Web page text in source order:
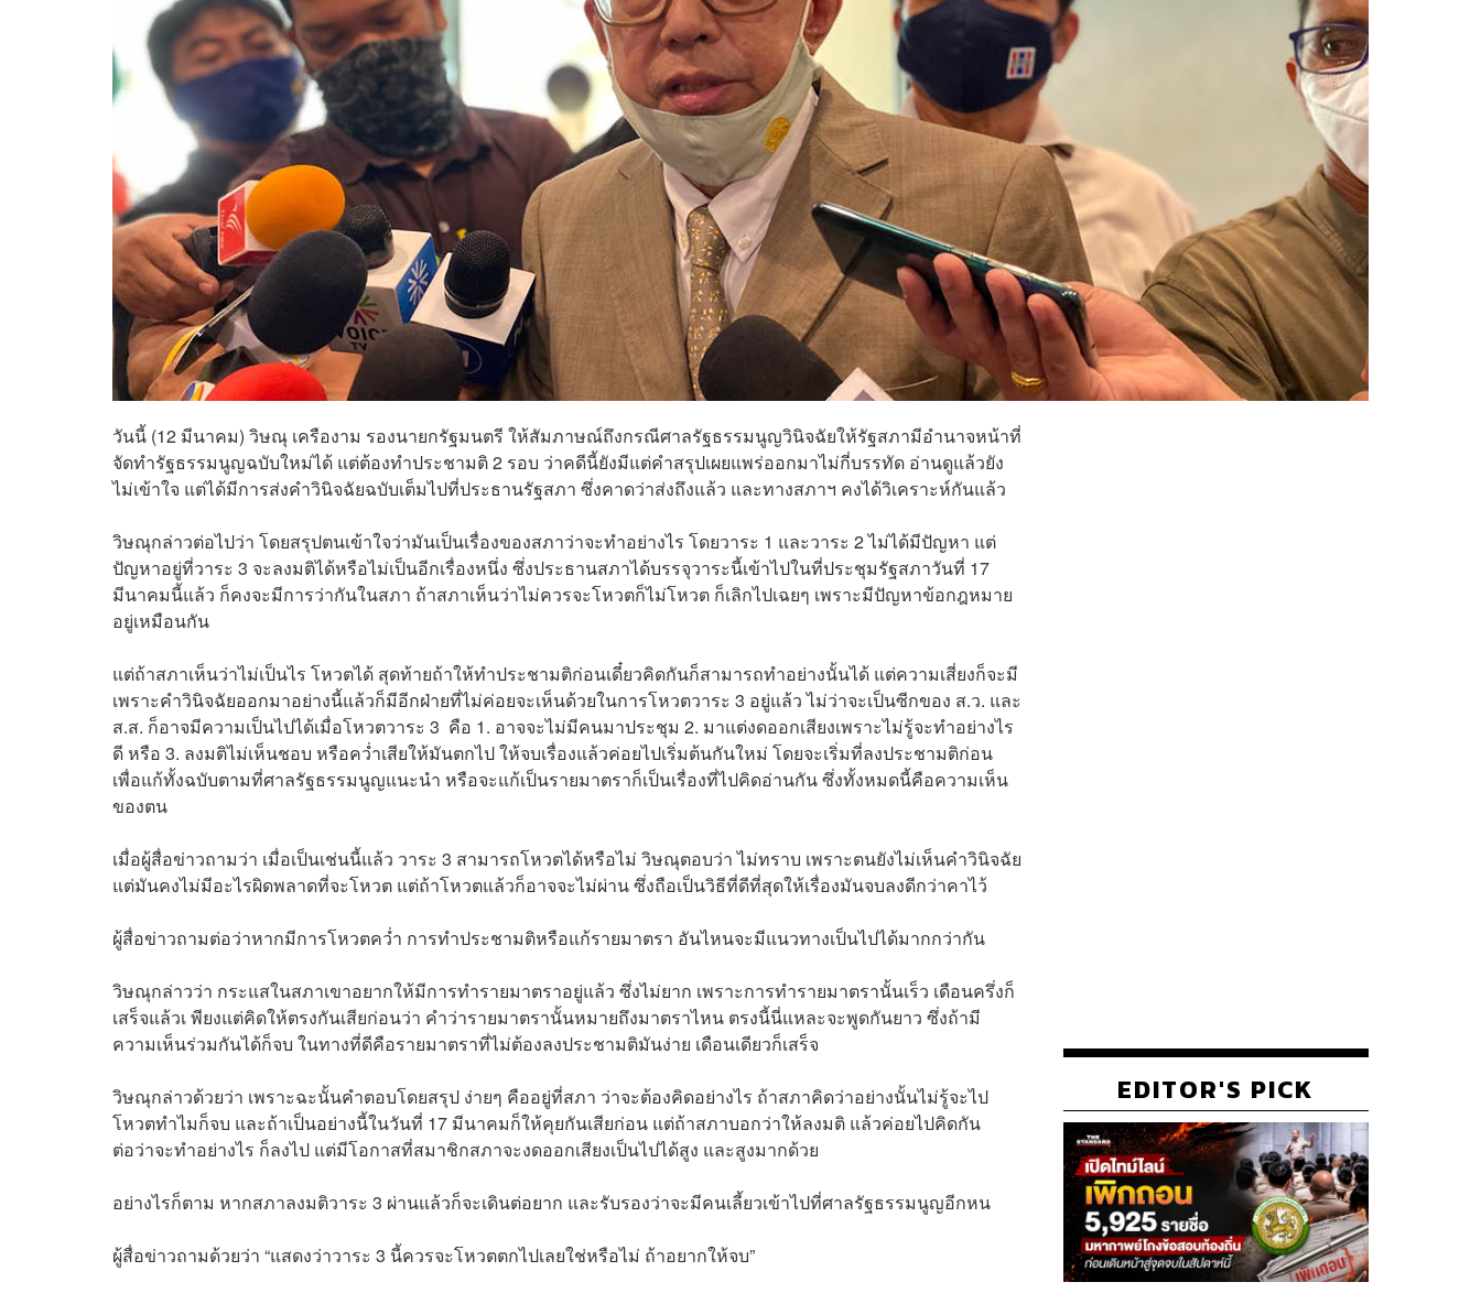
วันนี้ (12 มีนาคม) วิษณุ เครืองาม รองนายกรัฐมนตรี ให้สัมภาษณ์ถึงกรณีศาลรัฐธรรมนูญวินิจฉัยให้รัฐสภามีอำนาจหน้าที่
จัดทำรัฐธรรมนูญฉบับใหม่ได้ แต่ต้องทำประชามติ 2 รอบ ว่าคดีนี้ยังมีแต่คำสรุปเผยแพร่ออกมาไม่กี่บรรทัด อ่านดูแล้วยัง
ไม่เข้าใจ แต่ได้มีการส่งคำวินิจฉัยฉบับเต็มไปที่ประธานรัฐสภา ซึ่งคาดว่าส่งถึงแล้ว และทางสภาฯ คงได้วิเคราะห์กันแล้ว
วิษณุกล่าวต่อไปว่า โดยสรุปตนเข้าใจว่ามันเป็นเรื่องของสภาว่าจะทำอย่างไร โดยวาระ 1 และวาระ 2 ไม่ได้มีปัญหา แต่
ปัญหาอยู่ที่วาระ 3 จะลงมติได้หรือไม่เป็นอีกเรื่องหนึ่ง ซึ่งประธานสภาได้บรรจุวาระนี้เข้าไปในที่ประชุมรัฐสภาวันที่ 17
มีนาคมนี้แล้ว ก็คงจะมีการว่ากันในสภา ถ้าสภาเห็นว่าไม่ควรจะโหวตก็ไม่โหวต ก็เลิกไปเฉยๆ เพราะมีปัญหาข้อกฎหมาย
อยู่เหมือนกัน
แต่ถ้าสภาเห็นว่าไม่เป็นไร โหวตได้ สุดท้ายถ้าให้ทำประชามติก่อนเดี๋ยวคิดกันก็สามารถทำอย่างนั้นได้ แต่ความเสี่ยงก็จะมี
เพราะคำวินิจฉัยออกมาอย่างนี้แล้วก็มีอีกฝ่ายที่ไม่ค่อยจะเห็นด้วยในการโหวตวาระ 3 อยู่แล้ว ไม่ว่าจะเป็นซีกของ ส.ว. และ
ส.ส. ก็อาจมีความเป็นไปได้เมื่อโหวตวาระ 3 คือ 1. อาจจะไม่มีคนมาประชุม 2. มาแต่งดออกเสียงเพราะไม่รู้จะทำอย่างไร
ดี หรือ 3. ลงมติไม่เห็นชอบ หรือคว่ำเสียให้มันตกไป ให้จบเรื่องแล้วค่อยไปเริ่มต้นกันใหม่ โดยจะเริ่มที่ลงประชามติก่อน
เพื่อแก้ทั้งฉบับตามที่ศาลรัฐธรรมนูญแนะนำ หรือจะแก้เป็นรายมาตราก็เป็นเรื่องที่ไปคิดอ่านกัน ซึ่งทั้งหมดนี้คือความเห็น
ของตน
เมื่อผู้สื่อข่าวถามว่า เมื่อเป็นเช่นนี้แล้ว วาระ 3 สามารถโหวตได้หรือไม่ วิษณุตอบว่า ไม่ทราบ เพราะตนยังไม่เห็นคำวินิจฉัย
แต่มันคงไม่มีอะไรผิดพลาดที่จะโหวต แต่ถ้าโหวตแล้วก็อาจจะไม่ผ่าน ซึ่งถือเป็นวิธีที่ดีที่สุดให้เรื่องมันจบลงดีกว่าคาไว้
ผู้สื่อข่าวถามต่อว่าหากมีการโหวตคว่ำ การทำประชามติหรือแก้รายมาตรา อันไหนจะมีแนวทางเป็นไปได้มากกว่ากัน
วิษณุกล่าวว่า กระแสในสภาเขาอยากให้มีการทำรายมาตราอยู่แล้ว ซึ่งไม่ยาก เพราะการทำรายมาตรานั้นเร็ว เดือนครึ่งก็
เสร็จแล้วเ พียงแต่คิดให้ตรงกันเสียก่อนว่า คำว่ารายมาตรานั้นหมายถึงมาตราไหน ตรงนี้นี่แหละจะพูดกันยาว ซึ่งถ้ามี
ความเห็นร่วมกันได้ก็จบ ในทางที่ดีคือรายมาตราที่ไม่ต้องลงประชามติมันง่าย เดือนเดียวก็เสร็จ
วิษณุกล่าวด้วยว่า เพราะฉะนั้นคำตอบโดยสรุป ง่ายๆ คืออยู่ที่สภา ว่าจะต้องคิดอย่างไร ถ้าสภาคิดว่าอย่างนั้นไม่รู้จะไป
โหวตทำไมก็จบ และถ้าเป็นอย่างนี้ในวันที่ 17 มีนาคมก็ให้คุยกันเสียก่อน แต่ถ้าสภาบอกว่าให้ลงมติ แล้วค่อยไปคิดกัน
ต่อว่าจะทำอย่างไร ก็ลงไป แต่มีโอกาสที่สมาชิกสภาจะงดออกเสียงเป็นไปได้สูง และสูงมากด้วย
อย่างไรก็ตาม หากสภาลงมติวาระ 3 ผ่านแล้วก็จะเดินต่อยาก และรับรองว่าจะมีคนเลี้ยวเข้าไปที่ศาลรัฐธรรมนูญอีกหน
ผู้สื่อข่าวถามด้วยว่า “แสดงว่าวาระ 3 นี้ควรจะโหวตตกไปเลยใช่หรือไม่ ถ้าอยากให้จบ”
EDITOR'S PICK